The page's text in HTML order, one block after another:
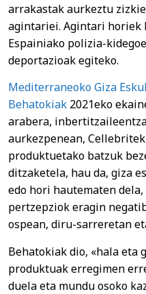
arrakastak aurkeztu
agintariei. Agintari horiek
Espainiako polizia-
deportazioak egiteko.
Mediterraneoko Giza
Behatokiak 2021eko
arabera,
aurkezpenean,
produktuetako batzuk
ditzaketela, hau da, giza
edo hori hautematen
pertzepziok eragin
ospean, diru-sarreretan
Behatokiak dio, «hala eta
produktuak erregimen
duela eta mundu osoko